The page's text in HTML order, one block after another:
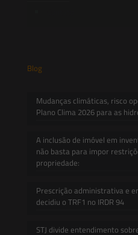
Blog
Mudanças climáticas, risco
Plano Clima 2026 para as
A inclusão de imóvel em
não basta para impor
propriedade:
Prescrição administrativa e
decidiu o TRF1 no IRDR 94
STJ divide entendimento